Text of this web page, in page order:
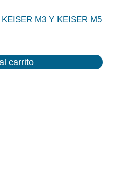
M3 Y KEISER M5
carrito